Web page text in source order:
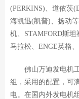
(PERKINS)、道依茨
海凯迅(凯普)、扬动
机、STAMFORD斯
马拉松、ENGE英格
佛山万迪发电机工
组，采用的配置，可
电。在国内外发电机